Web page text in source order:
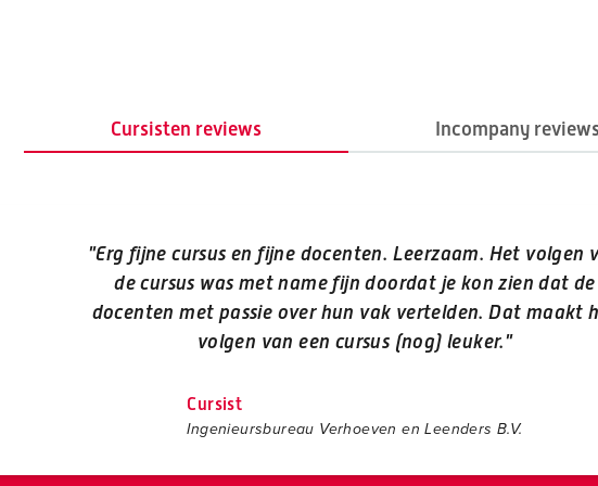
Cursisten reviews Incompany reviews
"Erg fijne cursus en fijne docenten. Leerzaam. Het volgen
de cursus was met name fijn doordat je kon zien dat de
docenten met passie over hun vak vertelden. Dat maakt
volgen van een cursus (nog) leuker."
Cursist
Ingenieursbureau Verhoeven en Leenders B.V.